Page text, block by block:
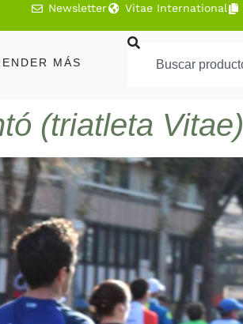
Newsletter Vitae International
MÁS
(triatleta Vitae)